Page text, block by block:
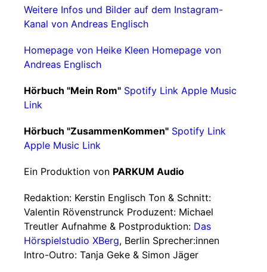
Weitere Infos und Bilder auf dem Instagram-
Kanal von Andreas Englisch
Homepage von Heike Kleen Homepage von
Andreas Englisch
Hörbuch "Mein Rom" Spotify Link Apple Music
Link
Hörbuch "ZusammenKommen" Spotify Link
Apple Music Link
Ein Produktion von PARKUM Audio
Redaktion: Kerstin Englisch Ton & Schnitt:
Valentin Rövenstrunck Produzent: Michael
Treutler Aufnahme & Postproduktion: Das
Hörspielstudio XBerg, Berlin Sprecher:innen
Intro-Outro: Tanja Geke & Simon Jäger